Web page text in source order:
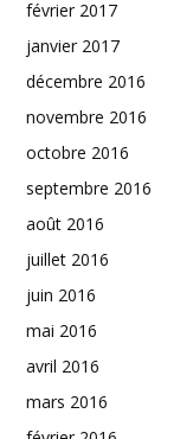
février 2017
janvier 2017
décembre 2016
novembre 2016
octobre 2016
septembre 2016
août 2016
juillet 2016
juin 2016
mai 2016
avril 2016
mars 2016